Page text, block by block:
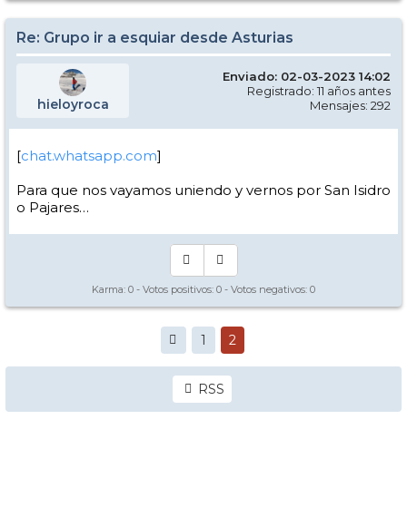
Re: Grupo ir a esquiar desde Asturias
hieloyroca
Enviado: 02-03-2023 14:02
Registrado: 11 años antes
Mensajes: 292
[chat.whatsapp.com]
Para que nos vayamos uniendo y vernos por San Isidro
o Pajares…
Karma: 0 - Votos positivos: 0 - Votos negativos: 0
1 2
RSS